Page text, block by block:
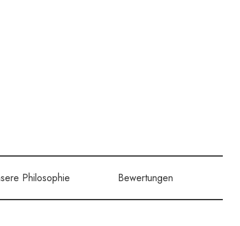
Philosophie Bewertungen